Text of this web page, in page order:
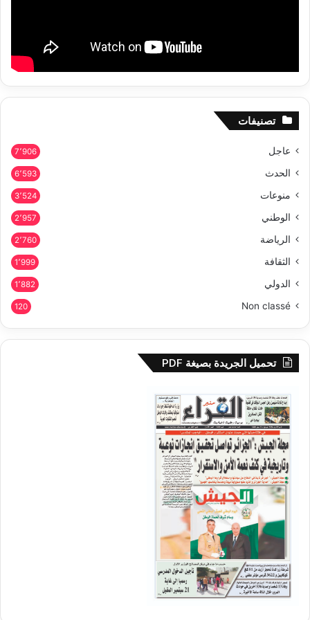
تصنيفات
عاجل 7٬906
الحدث 6٬593
منوعات 3٬524
الوطني 2٬957
الرياضة 2٬760
الثقافة 1٬999
الدولي 1٬882
Non classé
120
تحميل الجريدة بصيغة PDF